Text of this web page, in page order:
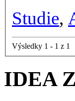
Studie,
Výsledky 1 - 1 z 1
IDEA